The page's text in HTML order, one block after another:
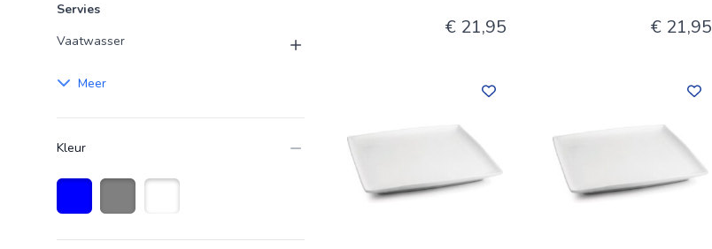
Servies
Vaatwasser
Meer
Kleur
€ 21,95 € 21,95